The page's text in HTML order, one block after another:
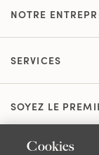
NOTRE
SERVICES
SOYEZ LE
Cookies